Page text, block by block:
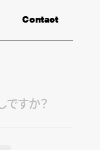
Contact